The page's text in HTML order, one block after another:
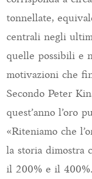
tonnellate,
centrali negli
quelle possibili e
motivazioni che
Secondo Peter
quest’anno l’oro
«Riteniamo che
la storia dimostra
il 200% e il